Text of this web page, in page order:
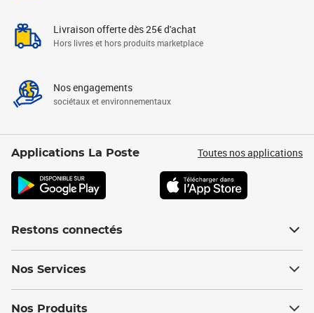
Livraison offerte dès 25€ d'achat
Hors livres et hors produits marketplace
Nos engagements
sociétaux et environnementaux
Applications La Poste Toutes nos applications
Restons connectés
Nos Services
Nos Produits